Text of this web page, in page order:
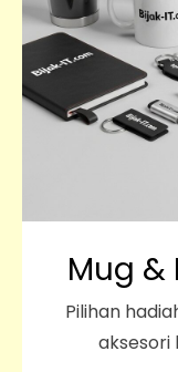
Mug
Pilihan
aksesori